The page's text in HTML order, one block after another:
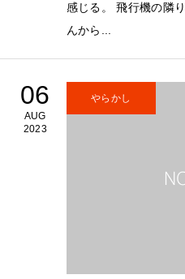
感じる。 飛行機の隣
んから...
06
AUG
2023
やらかし